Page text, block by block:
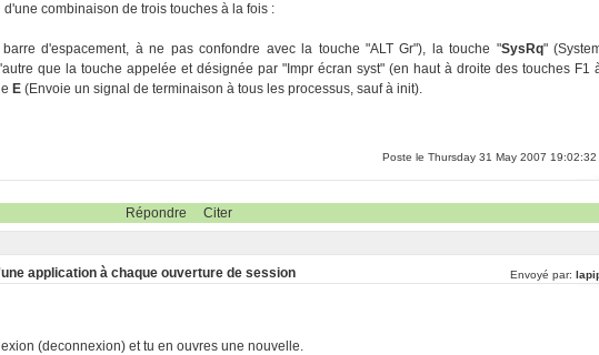
combinaison de trois touches à la fois :
d'espacement, à ne pas confondre avec la touche "ALT Gr"), la touche "SysRq"
que la touche appelée et désignée par "Impr écran syst" (en haut à droite des touches F1
E (Envoie un signal de terminaison à tous les processus, sauf à init).
Poste le Thursday 31 May 2007 19:02:32
Répondre Citer
application à chaque ouverture de session Envoyé par:
(deconnexion) et tu en ouvres une nouvelle.